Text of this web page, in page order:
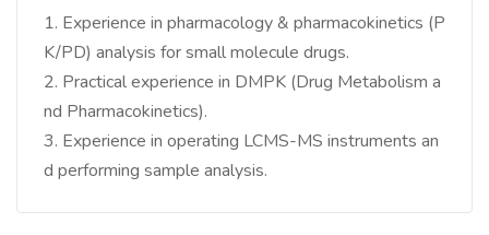
1. Experience in pharmacology & pharmacokinetics (P
K/PD) analysis for small molecule drugs.
2. Practical experience in DMPK (Drug Metabolism a
nd Pharmacokinetics).
3. Experience in operating LCMS-MS instruments an
d performing sample analysis.